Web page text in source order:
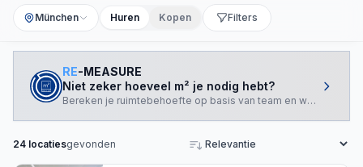
München Huren Kopen Filters
RE-MEASURE
Niet zeker hoeveel m² je nodig hebt?
Bereken je ruimtebehoefte op basis van team en werkstijl.
24 locatiesgevonden Sorteren